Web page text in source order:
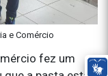
e Comércio
fez um